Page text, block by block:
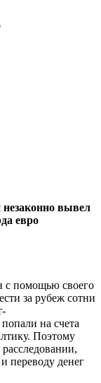
вывел
евро
с помощью своего
за рубеж сотни
на счета
Поэтому
переводу денег